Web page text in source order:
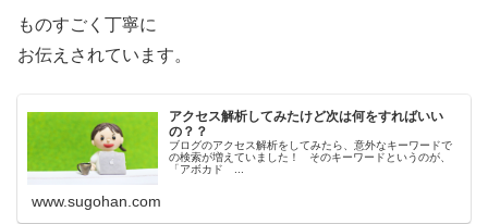
ものすごく丁寧に
お伝えされています。
アクセス解析してみたけど次は何をすればいい
の？？
ブログのアクセス解析をしてみたら、意外なキーワードで
の検索が増えていました！ そのキーワードというのが、
「アボカド ...
www.sugohan.com